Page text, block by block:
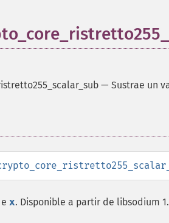
— Sustrae un
x. Disponible a partir de libsodium